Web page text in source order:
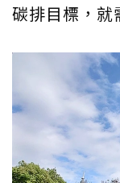
碳排目標，就